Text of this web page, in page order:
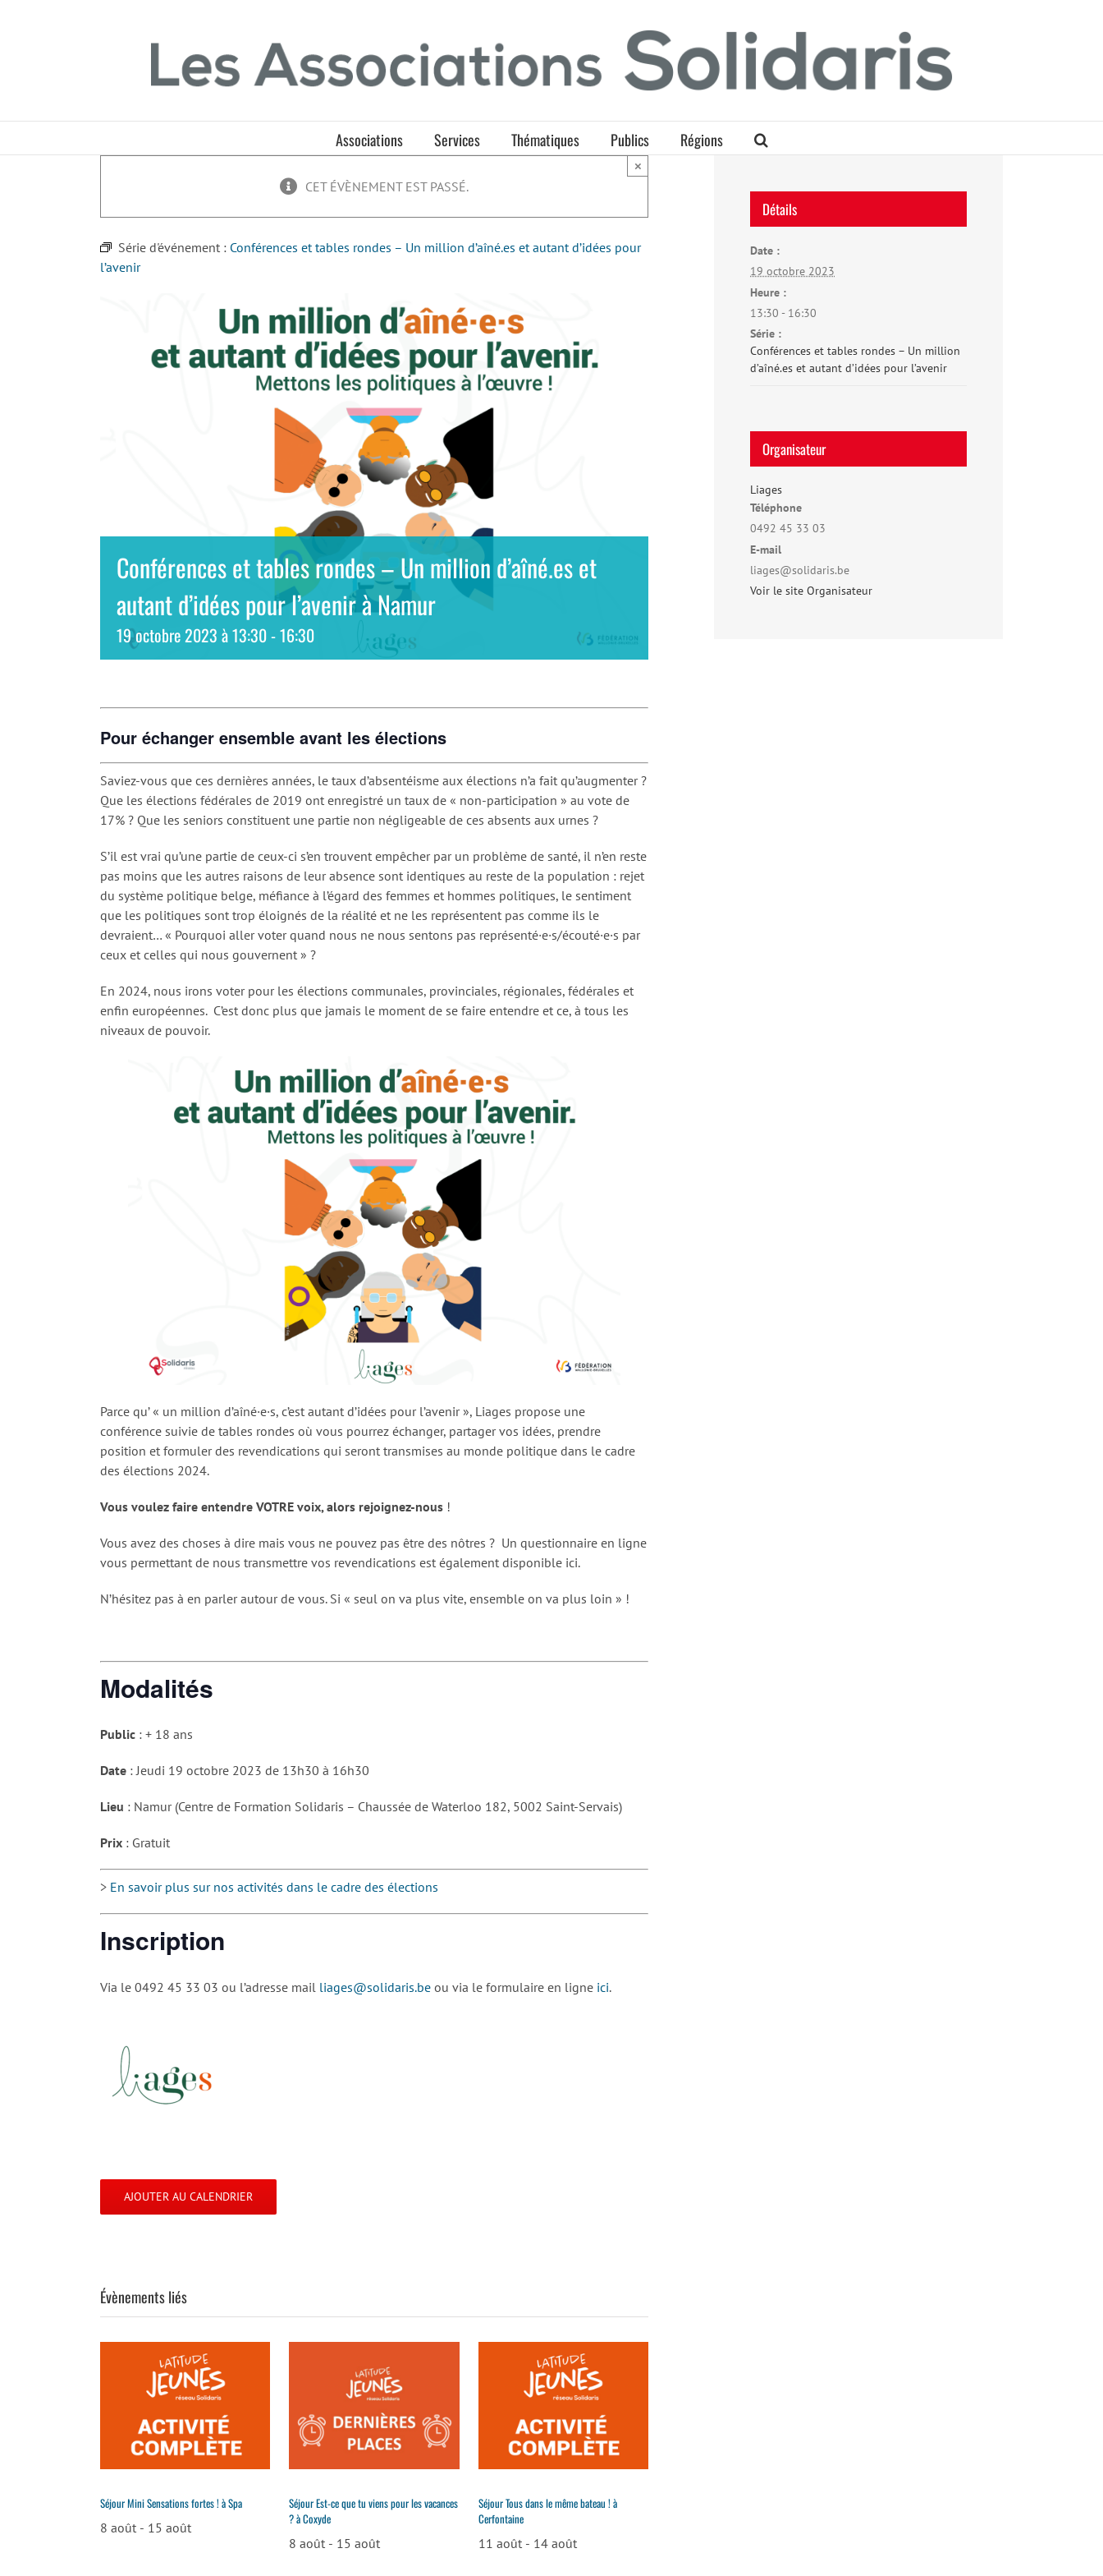
Associations Services Thématiques Publics Régions
CET ÉVÈNEMENT EST PASSÉ.
×
Série d'événement : Conférences et tables rondes – Un million d’aîné.es et autant d’idées pour
l’avenir
Conférences et tables rondes – Un million d’aîné.es et
autant d’idées pour l’avenir à Namur
19 octobre 2023 à 13:30-16:30
Pour échanger ensemble avant les élections
Saviez-vous que ces dernières années, le taux d’absentéisme aux élections n’a fait qu’augmenter ?
Que les élections fédérales de 2019 ont enregistré un taux de « non-participation » au vote de
17% ? Que les seniors constituent une partie non négligeable de ces absents aux urnes ?
S’il est vrai qu’une partie de ceux-ci s’en trouvent empêcher par un problème de santé, il n’en reste
pas moins que les autres raisons de leur absence sont identiques au reste de la population : rejet
du système politique belge, méfiance à l’égard des femmes et hommes politiques, le sentiment
que les politiques sont trop éloignés de la réalité et ne les représentent pas comme ils le
devraient… « Pourquoi aller voter quand nous ne nous sentons pas représenté·e·s/écouté·e·s par
ceux et celles qui nous gouvernent » ?
En 2024, nous irons voter pour les élections communales, provinciales, régionales, fédérales et
enfin européennes. C’est donc plus que jamais le moment de se faire entendre et ce, à tous les
niveaux de pouvoir.
Parce qu’ « un million d’aîné·e·s, c’est autant d’idées pour l’avenir », Liages propose une
conférence suivie de tables rondes où vous pourrez échanger, partager vos idées, prendre
position et formuler des revendications qui seront transmises au monde politique dans le cadre
des élections 2024.
Vous voulez faire entendre VOTRE voix, alors rejoignez-nous !
Vous avez des choses à dire mais vous ne pouvez pas être des nôtres ? Un questionnaire en ligne
vous permettant de nous transmettre vos revendications est également disponible ici.
N’hésitez pas à en parler autour de vous. Si « seul on va plus vite, ensemble on va plus loin » !
Modalités
Public : + 18 ans
Date : Jeudi 19 octobre 2023 de 13h30 à 16h30
Lieu : Namur (Centre de Formation Solidaris – Chaussée de Waterloo 182, 5002 Saint-Servais)
Prix : Gratuit
> En savoir plus sur nos activités dans le cadre des élections
Inscription
Via le 0492 45 33 03 ou l’adresse mail liages@solidaris.be ou via le formulaire en ligne ici.
AJOUTER AU CALENDRIER
Évènements liés
Séjour Mini Sensations fortes ! à Spa
8 août - 15 août
Séjour Est-ce que tu viens pour les vacances
? à Coxyde
8 août - 15 août
Séjour Tous dans le même bateau ! à
Cerfontaine
11 août - 14 août
Détails
Date :
19 octobre 2023
Heure :
13:30 - 16:30
Série :
Conférences et tables rondes – Un million
d’aîné.es et autant d’idées pour l’avenir
Organisateur
Liages
Téléphone
0492 45 33 03
E-mail
liages@solidaris.be
Voir le site Organisateur